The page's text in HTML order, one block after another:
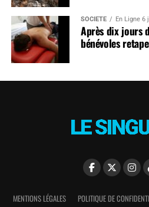
SOCIÉTÉ En Ligne 6
Après dix jours
bénévoles
MENTIONS LÉGALES POLITIQUE DE